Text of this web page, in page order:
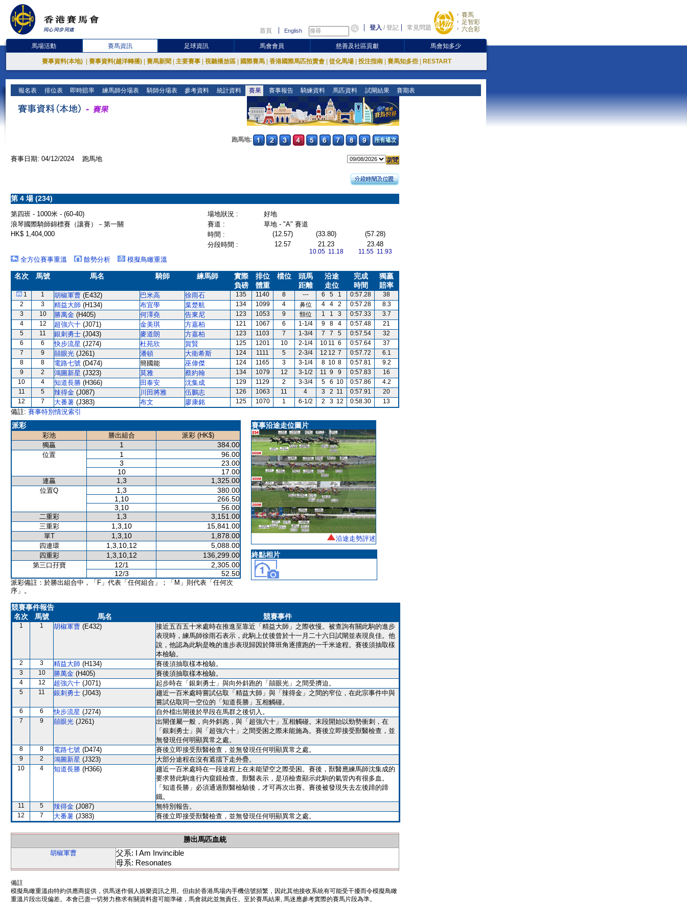
首頁 English 登入 /登記 常見問題
賽馬
足智彩
六合彩
馬場活動 賽馬資訊 足球資訊 馬會會員 慈善及社區貢獻 馬會知多少
賽事資料(本地) 賽事資料(越洋轉播) 賽馬新聞 主要賽事 視聽播放區 國際賽馬 香港國際馬匹拍賣會 從化馬場 投注指南 賽馬知多些 RESTART
報名表 排位表 即時賠率 練馬師分場表 騎師分場表 參考資料 統計資料 賽果 賽事報告 騎練資料 馬匹資料 試閘結果 賽期表
跑馬地:
賽事日期: 04/12/2024 跑馬地
第 4 場 (234)
第四班 - 1000米 - (60-40) 場地狀況 :
好地
浪琴國際騎師錦標賽（讓賽）－第一關
賽道 :
草地 - "A" 賽道
HK$ 1,404,000
時間 : (12.57) (33.80)
(57.28)
分段時間 :
12.57 21.23
10.05 11.18
23.48
11.55 11.93
全方位賽事重溫 餘勢分析 模擬鳥瞰重溫
名次 馬號 馬名 騎師 練馬師
實際
負磅
排位
體重
檔位
頭馬
距離
沿途
走位
完成
時間
獨贏
賠率
1 1 胡椒軍曹 (E432) 巴米高 徐雨石 135 1140 8 --- 6 5 1 0:57.28
38
2
3 精益大師 (H134) 布宜學 葉楚航 134 1099 4 鼻位 4 4 2 0:57.28
8.3
3
10 勝萬金 (H405) 何澤堯 告東尼 123 1053 9 頸位 1 1 3 0:57.33
3.7
4
12 超強六十 (J071) 金美琪 方嘉柏 121 1067 6 1-1/4 9 8 4 0:57.48
21
5
11 銀刺勇士 (J043) 麥道朗 方嘉柏 123 1103 7 1-3/4 7 7 5 0:57.54
32
6
6 快步流星 (J274) 杜苑欣 賀賢 125 1201 10 2-1/4 10 11 6 0:57.64
37
7
9 囍眼光 (J261) 潘頓 大衛希斯 124 1111 5 2-3/4 12 12 7 0:57.72
6.1
8
8 電路七號 (D474) 簡國能 巫偉傑 124 1165 3 3-1/4 8 10 8 0:57.81
9.2
9
2 鴻圖新星 (J323) 莫雅 蔡約翰 134 1079 12 3-1/2 11 9 9 0:57.83
16
10
4 知道長勝 (H366) 田泰安 沈集成 129 1129 2 3-3/4 5 6 10 0:57.86
4.2
11
5 辣得金 (J087) 川田將雅 伍鵬志 126 1063 11 4 3 2 11 0:57.91
20
12
7 大番薯 (J383) 布文 廖康銘 125 1070 1 6-1/2 2 3 12 0:58.30 13
備註: 賽事特別情況索引
派彩
彩池 勝出組合
派彩 (HK$)
獨贏
1 384.00
位置 1
96.00
3
23.00
10
17.00
連贏 1,3 1,325.00
位置Q 1,3
380.00
1,10
266.50
3,10
56.00
二重彩 1,3 3,151.00
三重彩 1,3,10 15,841.00
單T 1,3,10 1,878.00
四連環 1,3,10,12 5,088.00
四重彩 1,3,10,12 136,299.00
第三口孖寶 12/1
2,305.00
12/3
52.50
派彩備註：於勝出組合中，「F」代表「任何組合」；「M」則代表「任何次
序」。
賽事沿途走位圖片
沿途走勢評述
終點相片
競賽事件報告
名次
馬號 馬名 競賽事件
1 1 胡椒軍曹 (E432)
接近五百五十米處時在推進至靠近「精益大師」之際收慢。被查詢有關此駒的進步
表現時，練馬師徐雨石表示，此駒上仗後曾於十一月二十六日試閘並表現良佳。他
說，他認為此駒是晚的進步表現歸因於降班角逐擅跑的一千米途程。賽後須抽取樣
本檢驗。
2 3 精益大師 (H134) 賽後須抽取樣本檢驗。
3 10 勝萬金 (H405) 賽後須抽取樣本檢驗。
4 12 超強六十 (J071) 起步時在「銀刺勇士」與向外斜跑的「囍眼光」之間受擠迫。
5 11 銀刺勇士 (J043)
趨近一百米處時嘗試佔取「精益大師」與「辣得金」之間的窄位，在此宗事件中與
嘗試佔取同一空位的「知道長勝」互相觸碰。
6 6 快步流星 (J274) 自外檔出閘後於早段在馬群之後切入。
7 9 囍眼光 (J261)
出閘僅屬一般，向外斜跑，與「超強六十」互相觸碰。末段開始以勁勢衝刺，在
「銀刺勇士」與「超強六十」之間受困之際未能施為。賽後立即接受獸醫檢查，並
無發現任何明顯異常之處。
8 8 電路七號 (D474) 賽後立即接受獸醫檢查，並無發現任何明顯異常之處。
9 2 鴻圖新星 (J323) 大部分途程在沒有遮擋下走外疊。
10 4 知道長勝 (H366)
趨近一百米處時在一段途程上在未能望空之際受困。賽後，獸醫應練馬師沈集成的
要求替此駒進行內窺鏡檢查。獸醫表示，是項檢查顯示此駒的氣管內有很多血。
「知道長勝」必須通過獸醫檢驗後，才可再次出賽。賽後被發現失去左後蹄的蹄
鐵。
11 5 辣得金 (J087) 無特別報告。
12 7 大番薯 (J383) 賽後立即接受獸醫檢查，並無發現任何明顯異常之處。
勝出馬匹血統
胡椒軍曹
父系: I Am Invincible
母系: Resonates
備註
模擬鳥瞰重溫由特約供應商提供，供馬迷作個人娛樂資訊之用。但由於香港馬場內手機信號頻繁，因此其他接收系統有可能受干擾而令模擬鳥瞰
重溫片段出現偏差。本會已盡一切努力務求有關資料盡可能準確，馬會就此並無責任。至於賽馬結果, 馬迷應參考實際的賽馬片段為準。